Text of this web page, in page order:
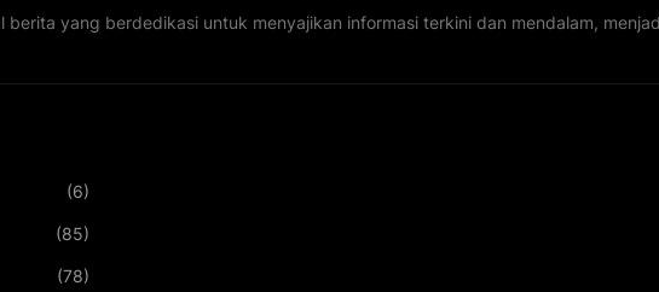
berita yang berdedikasi untuk menyajikan informasi terkini dan mendalam,
(6)
(85)
(78)